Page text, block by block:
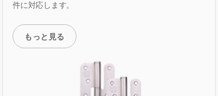
件に対応します。
もっと見る